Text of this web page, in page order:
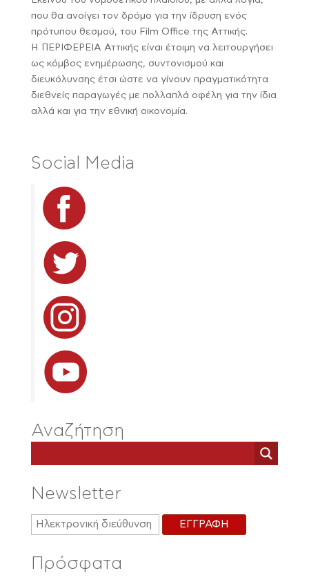
που θα ανοίγει τον δρόμο για την ίδρυση ενός
πρότυπου θεσμού, του Film Office της Αττικής.
Η ΠΕΡΙΦΕΡΕΙΑ Αττικής είναι έτοιμη να λειτουργήσει
ως κόμβος ενημέρωσης, συντονισμού και
διευκόλυνσης έτσι ώστε να γίνουν πραγματικότητα
διεθνείς παραγωγές με πολλαπλά οφέλη για την ίδια
αλλά και για την εθνική οικονομία.
Social Media
Αναζήτηση
Newsletter
Πρόσφατα